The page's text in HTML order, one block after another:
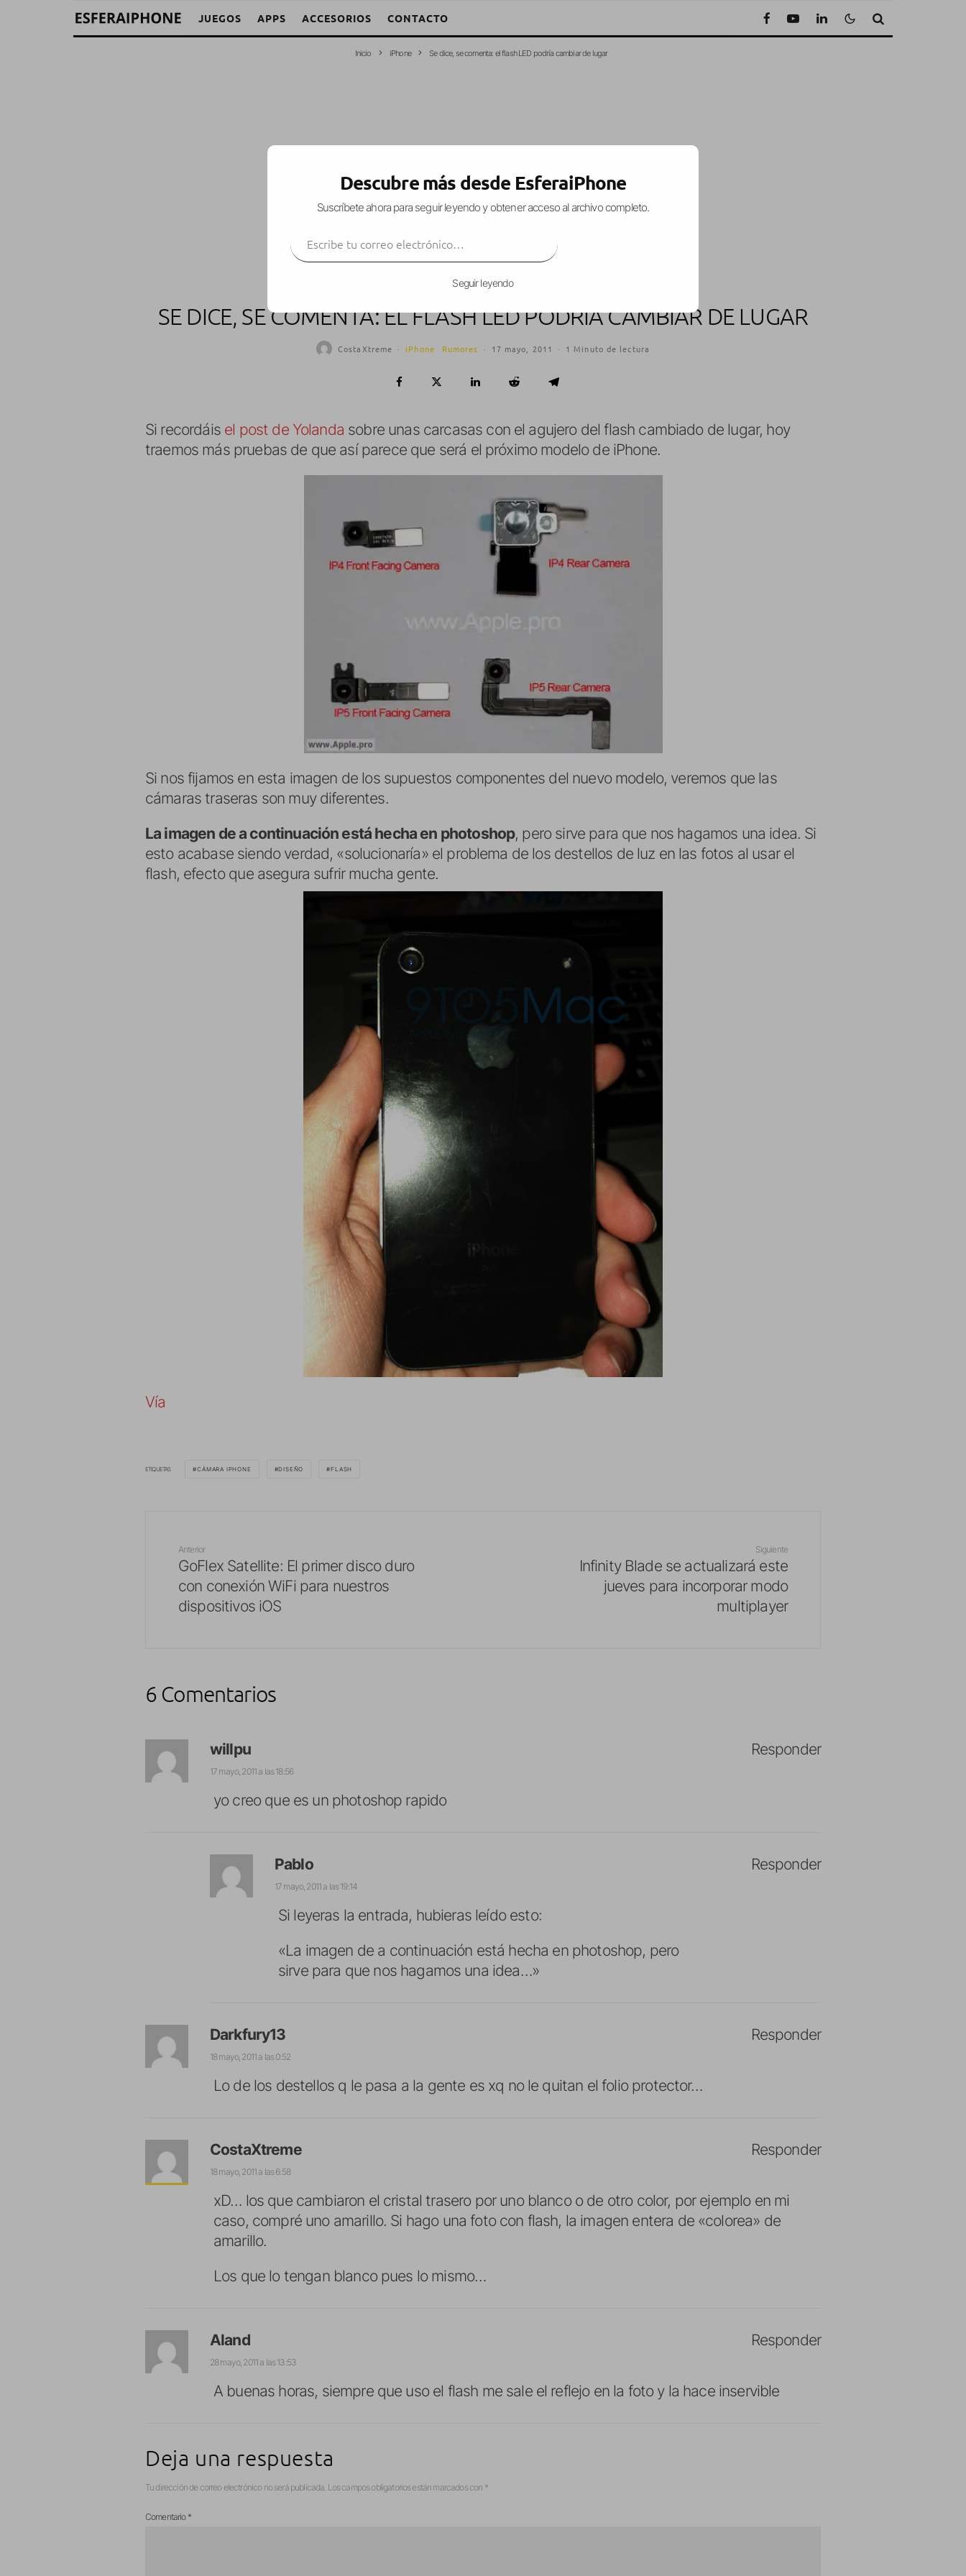
JUEGOS APPS ACCESORIOS CONTACTO
Inicio iPhone Se dice, se comenta: el flash LED podría cambiar de lugar
SE DICE, SE COMENTA: EL FLASH LED PODRÍA CAMBIAR DE LUGAR
CostaXtreme · iPhone Rumores · 17 mayo, 2011 · 1 Minuto de lectura
Si recordáis el post de Yolanda sobre unas carcasas con el agujero del flash cambiado de lugar, hoy
traemos más pruebas de que así parece que será el próximo modelo de iPhone.
Si nos fijamos en esta imagen de los supuestos componentes del nuevo modelo, veremos que las
cámaras traseras son muy diferentes.
La imagen de a continuación está hecha en photoshop, pero sirve para que nos hagamos una idea. Si
esto acabase siendo verdad, «solucionaría» el problema de los destellos de luz en las fotos al usar el
flash, efecto que asegura sufrir mucha gente.
Vía
ETIQUETAS CÁMARA IPHONE DISEÑO FLASH
Anterior
GoFlex Satellite: El primer disco duro
con conexión WiFi para nuestros
dispositivos iOS
Siguiente
Infinity Blade se actualizará este
jueves para incorporar modo
multiplayer
6 Comentarios
willpu
17 mayo, 2011 a las 18:56
yo creo que es un photoshop rapido
Responder
Pablo
17 mayo, 2011 a las 19:14
Si leyeras la entrada, hubieras leído esto:
«La imagen de a continuación está hecha en photoshop, pero
sirve para que nos hagamos una idea…»
Responder
Darkfury13
18 mayo, 2011 a las 0:52
Lo de los destellos q le pasa a la gente es xq no le quitan el folio protector…
Responder
CostaXtreme
18 mayo, 2011 a las 6:58
xD… los que cambiaron el cristal trasero por uno blanco o de otro color, por ejemplo en mi
caso, compré uno amarillo. Si hago una foto con flash, la imagen entera de «colorea» de
amarillo.
Los que lo tengan blanco pues lo mismo…
Responder
Aland
28 mayo, 2011 a las 13:53
A buenas horas, siempre que uso el flash me sale el reflejo en la foto y la hace inservible
Responder
Deja una respuesta
Tu dirección de correo electrónico no será publicada. Los campos obligatorios están marcados con *
Comentario *
Descubre más desde EsferaiPhone
Suscríbete ahora para seguir leyendo y obtener acceso al archivo completo.
Seguir leyendo